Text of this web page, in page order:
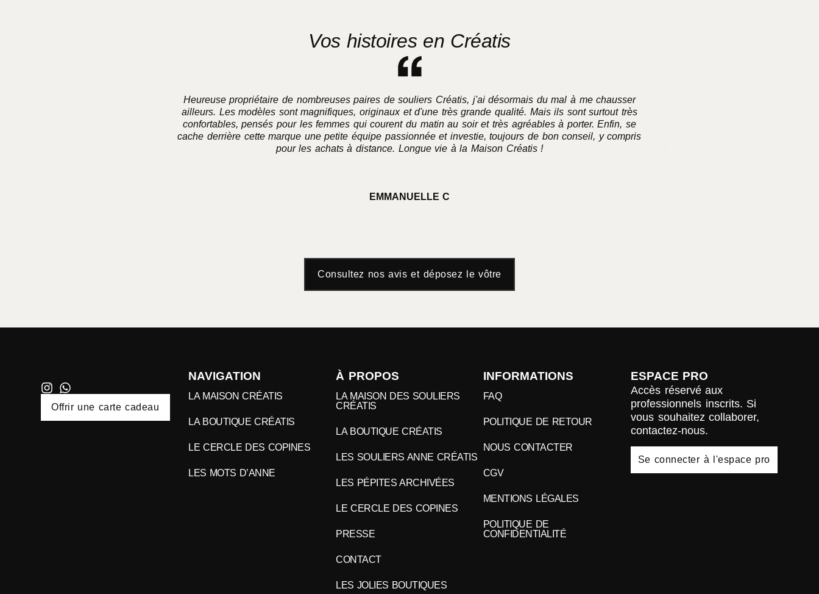
Vos histoires en Créatis
Heureuse propriétaire de nombreuses paires de souliers Créatis, j'ai désormais du mal à me chausser
ailleurs. Les modèles sont magnifiques, originaux et d'une très grande qualité. Mais ils sont surtout très
confortables, pensés pour les femmes qui courent du matin au soir et très agréables à porter. Enfin, se
cache derrière cette marque une petite équipe passionnée et investie, toujours de bon conseil, y compris
pour les achats à distance. Longue vie à la Maison Créatis !
EMMANUELLE C
Consultez nos avis et déposez le vôtre
Offrir une carte cadeau
NAVIGATION
LA MAISON CRÉATIS
LA BOUTIQUE CRÉATIS
LE CERCLE DES COPINES
LES MOTS D’ANNE
À PROPOS
LA MAISON DES SOULIERS
CRÉATIS
LA BOUTIQUE CRÉATIS
LES SOULIERS ANNE CRÉATIS
LES PÉPITES ARCHIVÉES
LE CERCLE DES COPINES
PRESSE
CONTACT
LES JOLIES BOUTIQUES
INFORMATIONS
FAQ
POLITIQUE DE RETOUR
NOUS CONTACTER
CGV
MENTIONS LÉGALES
POLITIQUE DE
CONFIDENTIALITÉ
ESPACE PRO
Accès réservé aux
professionnels inscrits. Si
vous souhaitez collaborer,
contactez-nous.
Se connecter à l'espace pro